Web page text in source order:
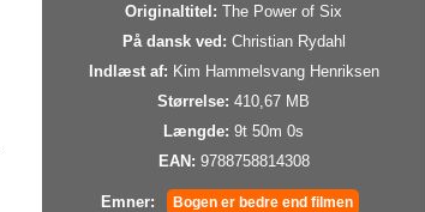
Originaltitel: The Power of Six
På dansk ved: Christian Rydahl
Indlæst af: Kim Hammelsvang Henriksen
Størrelse: 410,67 MB
Længde: 9t 50m 0s
EAN: 9788758814308
Emner: Bogen er bedre end filmen